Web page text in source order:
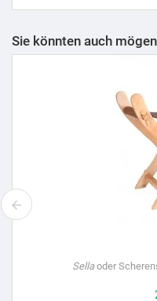
Sie könnten auch mögen
Sellaoder